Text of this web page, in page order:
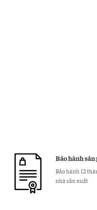
Bảo hành
Bảo hành 12
nhà sản xuất